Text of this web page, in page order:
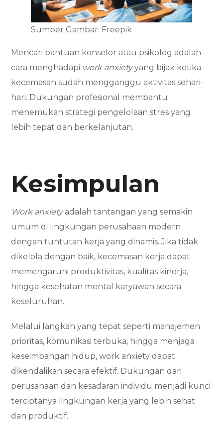
Sumber Gambar: Freepik
Mencari bantuan konselor atau psikolog adalah
cara menghadapi work anxietyyang bijak ketika
kecemasan sudah mengganggu aktivitas sehari-
hari. Dukungan profesional membantu
menemukan strategi pengelolaan stres yang
lebih tepat dan berkelanjutan.
Kesimpulan
Work anxietyadalah tantangan yang semakin
umum di lingkungan perusahaan modern
dengan tuntutan kerja yang dinamis. Jika tidak
dikelola dengan baik, kecemasan kerja dapat
memengaruhi produktivitas, kualitas kinerja,
hingga kesehatan mental karyawan secara
keseluruhan.
Melalui langkah yang tepat seperti manajemen
prioritas, komunikasi terbuka, hingga menjaga
keseimbangan hidup, work anxiety dapat
dikendalikan secara efektif. Dukungan dari
perusahaan dan kesadaran individu menjadi kunci
terciptanya lingkungan kerja yang lebih sehat
dan produktif.